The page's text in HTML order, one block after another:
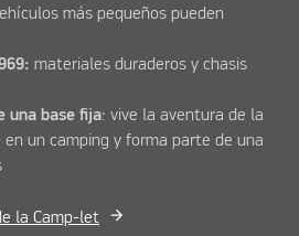
más pequeños pueden
materiales duraderos y chasis
una base fija: vive la aventura de la
un camping y forma parte de una
la Camp-let